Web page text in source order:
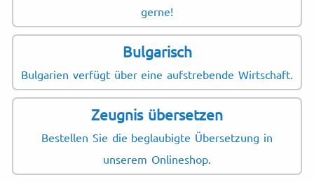
gerne!
Bulgarisch
Bulgarien verfügt über eine aufstrebende Wirtschaft.
Zeugnis übersetzen
Bestellen Sie die beglaubigte Übersetzung in
unserem Onlineshop.